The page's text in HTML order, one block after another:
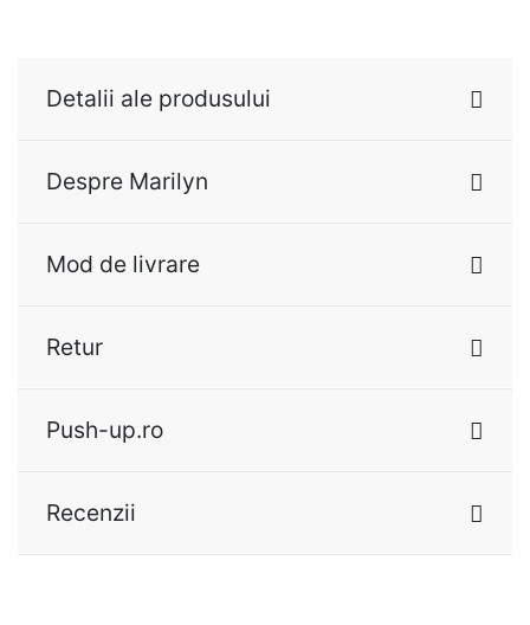
Detalii ale produsului
Despre Marilyn
Mod de livrare
Retur
Push-up.ro
Recenzii